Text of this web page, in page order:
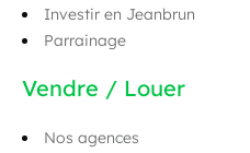
Investir en Jeanbrun
Parrainage
Vendre / Louer
Nos agences